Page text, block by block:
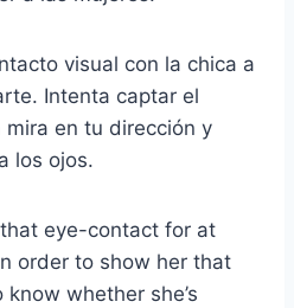
visual con la chica a
Intenta captar el
en tu dirección y
los ojos.
eye-contact for at
order to show her that
whether she’s